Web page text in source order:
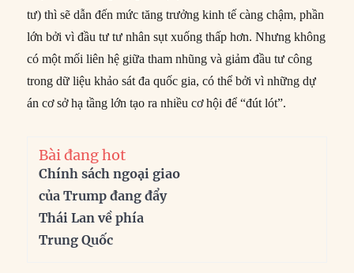
tư) thì sẽ dẫn đến mức tăng trưởng kinh tế càng chậm, phần
lớn bởi vì đầu tư tư nhân sụt xuống thấp hơn. Nhưng không
có một mối liên hệ giữa tham nhũng và giảm đầu tư công
trong dữ liệu khảo sát đa quốc gia, có thể bởi vì những dự
án cơ sở hạ tầng lớn tạo ra nhiều cơ hội để “đút lót”.
Bài đang hot
Chính sách ngoại giao
của Trump đang đẩy
Thái Lan về phía
Trung Quốc